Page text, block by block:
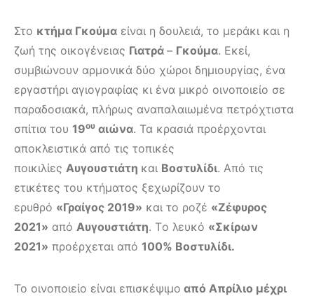
Στο κτήμα Γκούμα είναι η δουλειά, το μεράκι και η
ζωή της οικογένειας Γιατρά – Γκούμα. Εκεί,
συμβιώνουν αρμονικά δύο χώροι δημιουργίας, ένα
εργαστήρι αγιογραφίας κι ένα μικρό οινοποιείο σε
παραδοσιακά, πλήρως αναπαλαιωμένα πετρόχτιστα
σπίτια του 19ου αιώνα. Τα κρασιά προέρχονται
αποκλειστικά από τις τοπικές
ποικιλίες Αυγουστιάτη και Βοστυλίδι. Από τις
ετικέτες του κτήματος ξεχωρίζουν το
ερυθρό «Γραίγος 2019» και το ροζέ «Ζέφυρος
2021» από Αυγουστιάτη. Tο λευκό «Σκίρων
2021» προέρχεται από 100% Βοστυλίδι.
Το οινοποιείο είναι επισκέψιμο από Απρίλιο μέχρι